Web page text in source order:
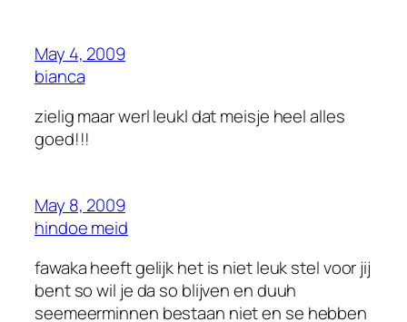
May 4, 2009
bianca
zielig maar werl leukl dat meisje heel alles
goed!!!
May 8, 2009
hindoe meid
fawaka heeft gelijk het is niet leuk stel voor jij
bent so wil je da so blijven en duuh
seemeerminnen bestaan niet en se hebben